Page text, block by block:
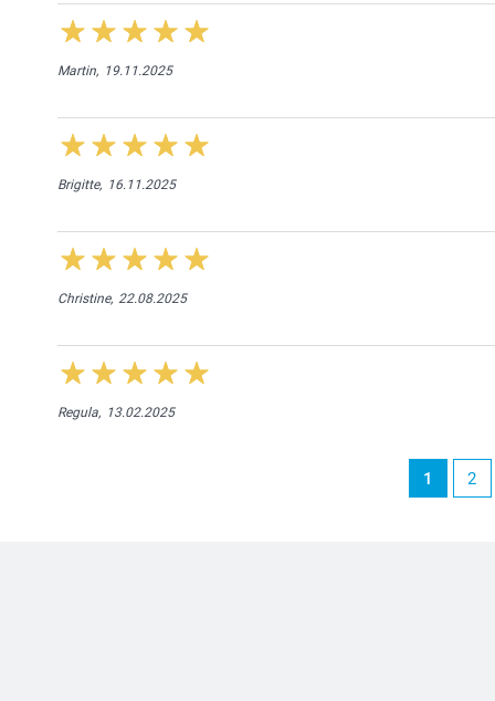
Martin, 19.11.2025
Brigitte, 16.11.2025
Christine, 22.08.2025
Regula, 13.02.2025
1 2